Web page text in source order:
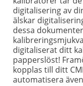
digitalisering av
älskar
dessa
digitaliserat ditt
papperslöst!
kopplas till ditt
automatisera